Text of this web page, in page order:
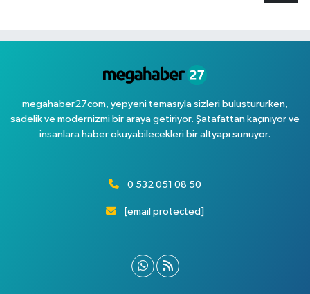
megahaber27com, yepyeni temasıyla sizleri buluştururken,
sadelik ve modernizmi bir araya getiriyor. Şatafattan kaçınıyor ve
insanlara haber okuyabilecekleri bir altyapı sunuyor.
0 532 051 08 50
[email protected]